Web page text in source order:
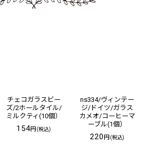
チェコガラスビー
ズ/2ホールタイル/
ミルクティ(10個）
154円(税込)
ns334/ヴィンテー
ジ/ドイツ/ガラス
カメオ/コーヒーマ
ーブル(1個）
220円(税込)